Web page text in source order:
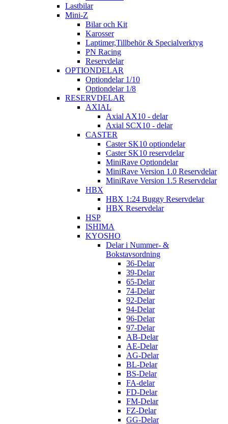
Lastbilar
Mini-Z
Bilar och Kit
Karosser
Laptimer,Tillbehör & Specialverktyg
PN Racing
Reservdelar
OPTIONDELAR
Optiondelar 1/10
Optiondelar 1/8
RESERVDELAR
AXIAL
Axial AX10 - delar
Axial SCX10 - delar
CASTER
Caster SK10 optiondelar
Caster SK10 reservdelar
MiniRave Optiondelar
MiniRave Version 1.0 Reservdelar
MiniRave Version 1.5 Reservdelar
HBX
HBX 1:24 Buggy Reservdelar
HBX Reservdelar
HSP
ISHIMA
KYOSHO
Delar i Nummer- &
Bokstavsordning
36-Delar
39-Delar
65-Delar
74-Delar
92-Delar
94-Delar
96-Delar
97-Delar
AB-Delar
AE-Delar
AG-Delar
BL-Delar
BS-Delar
FA-delar
FD-Delar
FM-Delar
FZ-Delar
GG-Delar